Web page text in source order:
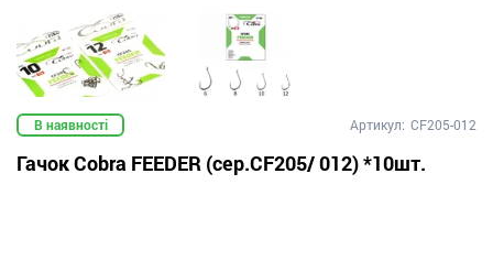
В наявності Артикул: CF205-012
Гачок Cobra FEEDER (сер.CF205/ 012) *10шт.